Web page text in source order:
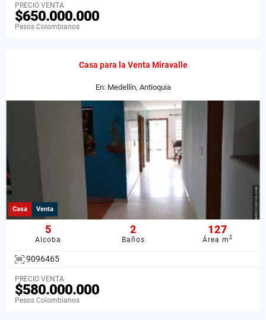
PRECIO VENTA
$650.000.000
Pesos Colombianos
Casa para la Venta Miravalle
En: Medellín, Antioquia
Casa Venta
5
Alcoba
2
Baños
127
Área m2
9096465
PRECIO VENTA
$580.000.000
Pesos Colombianos